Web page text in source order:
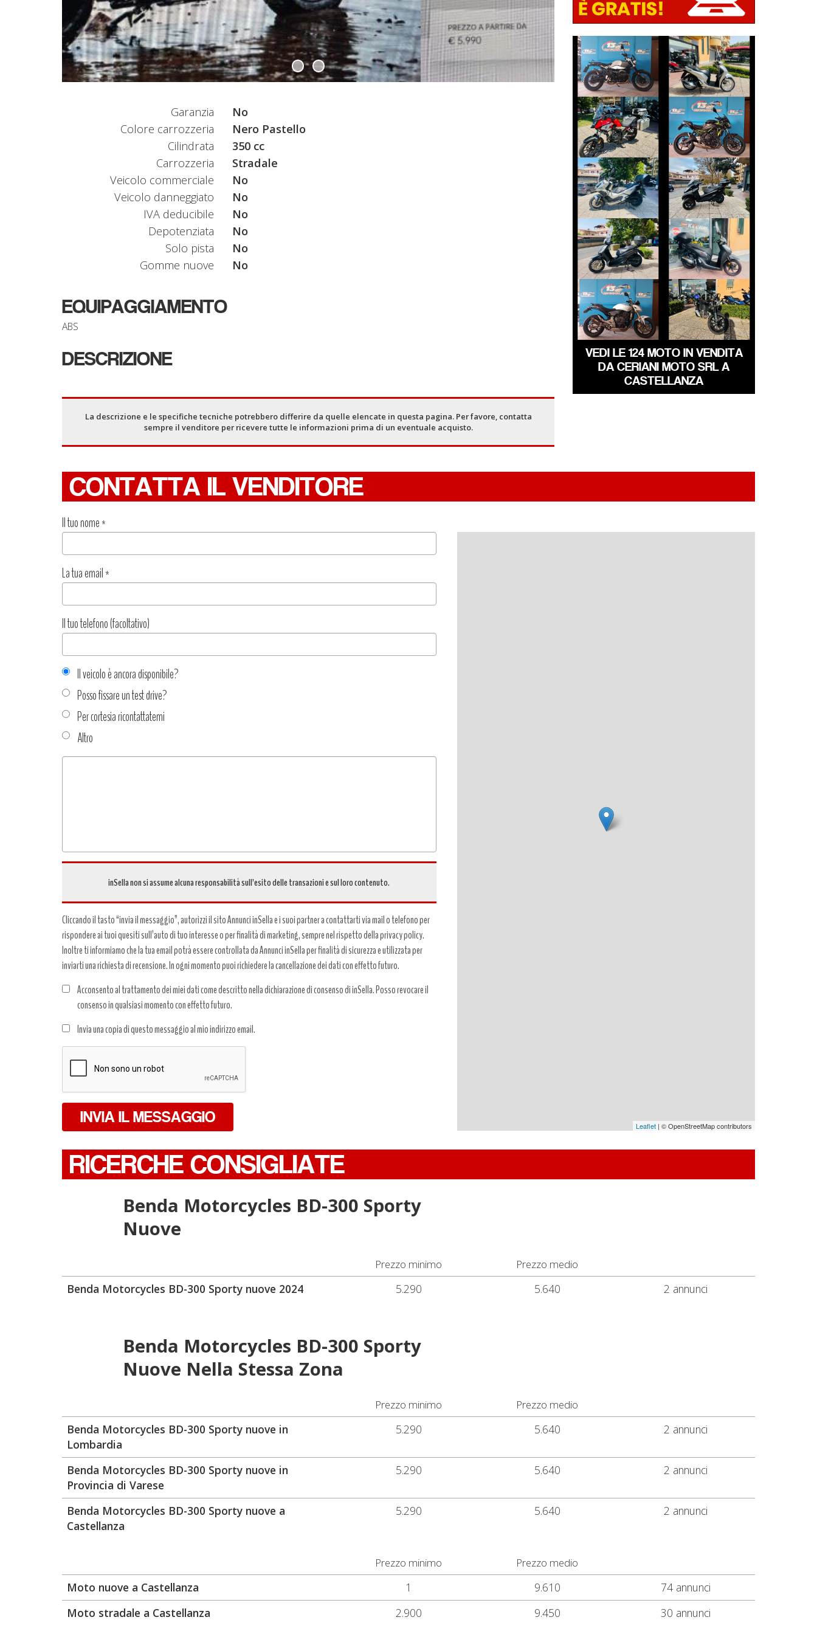
Garanzia
No
Colore carrozzeria
Nero Pastello
Cilindrata
350 cc
Carrozzeria
Stradale
Veicolo commerciale
No
Veicolo danneggiato
No
IVA deducibile
No
Depotenziata
No
Solo pista
No
Gomme nuove
No
EQUIPAGGIAMENTO
ABS
DESCRIZIONE
La descrizione e le specifiche tecniche potrebbero differire da quelle elencate in questa pagina. Per favore, contatta
sempre il venditore per ricevere tutte le informazioni prima di un eventuale acquisto.
BMW R-12-NINET
€ 10.790 €
HONDA SH
€ 2.590 €
HONDA CB-500
€ 5.590 €
KAWASAKI Z650
€ 5.790 €
HONDA ADV-350
€ 4.490 €
PIAGGIO MP3
€ 3.990 €
PIAGGIO
BEVERLY
€ 2.990 €
HONDA SH
€ 2.490 €
HONDA HORNET
€ 3.490 €
DUCATI
SCRAMBLER
€ 4.490 €
VEDI LE 124 MOTO IN VENDITA
DA CERIANI MOTO SRL A
CASTELLANZA
CONTATTA IL VENDITORE
Il tuo nome*
La tua email*
Il tuo telefono (facoltativo)
Il veicolo è ancora disponibile?
Posso fissare un test drive?
Per cortesia ricontattatemi
Altro
Tipo
inSella non si assume alcuna responsabilità sull’esito delle transazioni e sul loro contenuto.
Cliccando il tasto “invia il messaggio”, autorizzi il sito Annunci inSella e i suoi partner a contattarti via mail o telefono per
rispondere ai tuoi quesiti sull’auto di tuo interesse o per finalità di marketing, sempre nel rispetto della privacy policy.
Inoltre ti informiamo che la tua email potrà essere controllata da Annunci inSella per finalità di sicurezza e utilizzata per
inviarti una richiesta di recensione. In ogni momento puoi richiedere la cancellazione dei dati con effetto futuro.
Acconsento al trattamento dei miei dati come descritto nella dichiarazione di consenso di inSella. Posso revocare il
consenso in qualsiasi momento con effetto futuro.
dati
*
Invia una copia di questo messaggio al mio indirizzo email.
INVIA IL MESSAGGIO Leaflet| © OpenStreetMap contributors
RICERCHE CONSIGLIATE
Benda Motorcycles BD-300 Sporty
Nuove
Prezzo minimo Prezzo medio
Benda Motorcycles BD-300 Sporty nuove 2024 5.290 5.640 2 annunci
Benda Motorcycles BD-300 Sporty
Nuove Nella Stessa Zona
Prezzo minimo Prezzo medio
Benda Motorcycles BD-300 Sporty nuove in
Lombardia
5.290 5.640 2 annunci
Benda Motorcycles BD-300 Sporty nuove in
Provincia di Varese
5.290 5.640 2 annunci
Benda Motorcycles BD-300 Sporty nuove a
Castellanza
5.290 5.640 2 annunci
Prezzo minimo Prezzo medio
Moto nuove a Castellanza 1 9.610
74 annunci
Moto stradale a Castellanza
2.900 9.450 30 annunci